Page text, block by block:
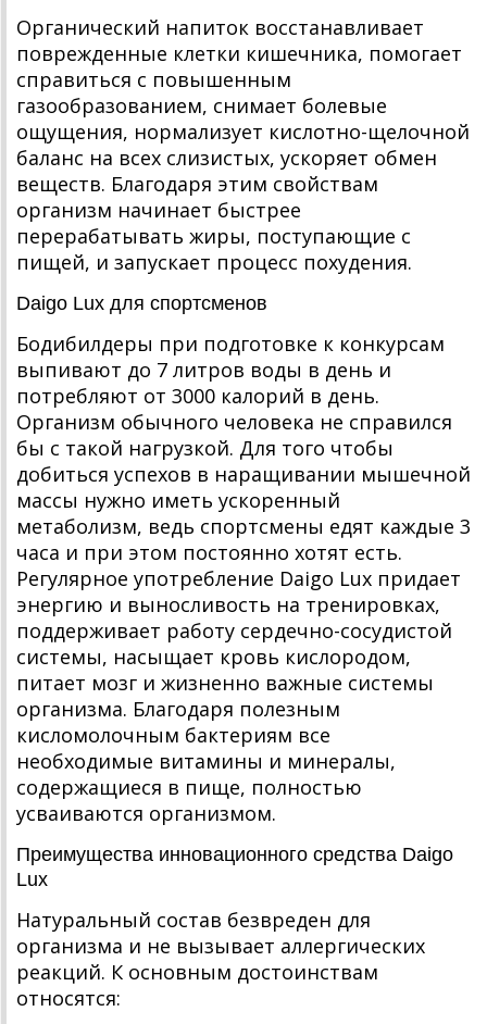
Органический напиток восстанавливает
поврежденные клетки кишечника, помогает
справиться с повышенным
газообразованием, снимает болевые
ощущения, нормализует кислотно-щелочной
баланс на всех слизистых, ускоряет обмен
веществ. Благодаря этим свойствам
организм начинает быстрее
перерабатывать жиры, поступающие с
пищей, и запускает процесс похудения.
Daigo Lux для спортсменов
Бодибилдеры при подготовке к конкурсам
выпивают до 7 литров воды в день и
потребляют от 3000 калорий в день.
Организм обычного человека не справился
бы с такой нагрузкой. Для того чтобы
добиться успехов в наращивании мышечной
массы нужно иметь ускоренный
метаболизм, ведь спортсмены едят каждые 3
часа и при этом постоянно хотят есть.
Регулярное употребление Daigo Lux придает
энергию и выносливость на тренировках,
поддерживает работу сердечно-сосудистой
системы, насыщает кровь кислородом,
питает мозг и жизненно важные системы
организма. Благодаря полезным
кисломолочным бактериям все
необходимые витамины и минералы,
содержащиеся в пище, полностью
усваиваются организмом.
Преимущества инновационного средства Daigo
Lux
Натуральный состав безвреден для
организма и не вызывает аллергических
реакций. К основным достоинствам
относятся: